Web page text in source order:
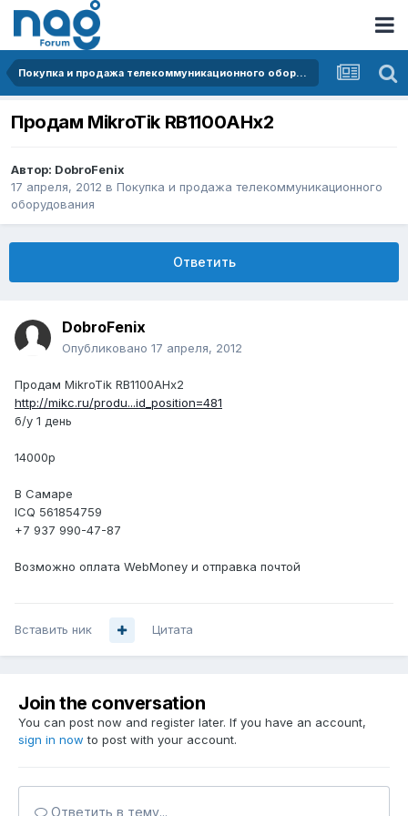
Покупка и продажа телекоммуникационного оборудования
Продам MikroTik RB1100AHx2
Автор: DobroFenix
17 апреля, 2012 в Покупка и продажа телекоммуникационного
оборудования
Ответить
DobroFenix
Опубликовано 17 апреля, 2012
Продам MikroTik RB1100AHx2
http://mikc.ru/produ...id_position=481
б/у 1 день
14000р
В Самаре
ICQ 561854759
+7 937 990-47-87
Возможно оплата WebMoney и отправка почтой
Вставить ник Цитата
Join the conversation
You can post now and register later. If you have an account,
sign in now to post with your account.
Ответить в тему...